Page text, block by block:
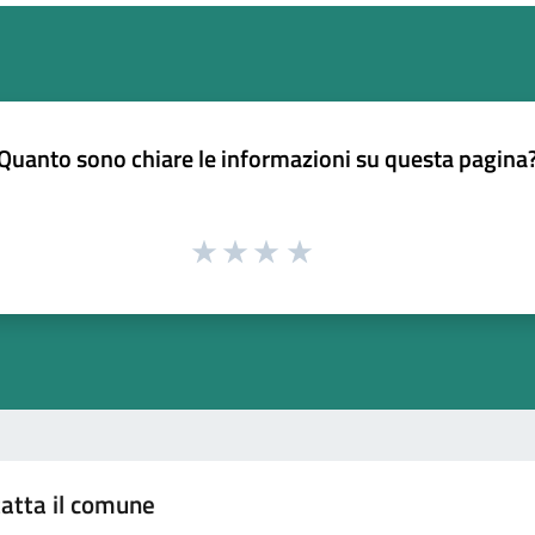
sono chiare le informazioni su questa
il comune